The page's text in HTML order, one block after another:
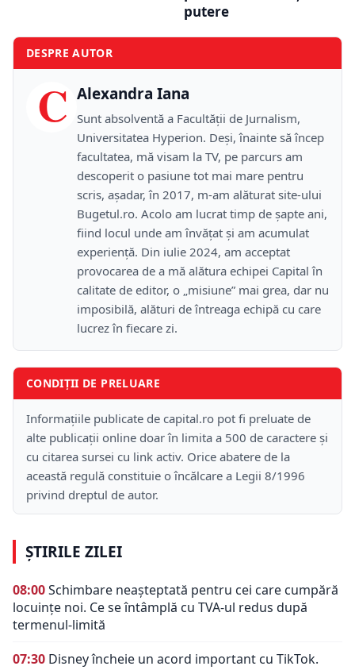
putere
DESPRE AUTOR
C Alexandra Iana
Sunt absolventă a Facultății de Jurnalism,
Universitatea Hyperion. Deși, înainte să încep
facultatea, mă visam la TV, pe parcurs am
descoperit o pasiune tot mai mare pentru
scris, așadar, în 2017, m-am alăturat site-ului
Bugetul.ro. Acolo am lucrat timp de șapte ani,
fiind locul unde am învățat și am acumulat
experiență. Din iulie 2024, am acceptat
provocarea de a mă alătura echipei Capital în
calitate de editor, o „misiune” mai grea, dar nu
imposibilă, alături de întreaga echipă cu care
lucrez în fiecare zi.
CONDIȚII DE PRELUARE
Informațiile publicate de capital.ro pot fi preluate de
alte publicații online doar în limita a 500 de caractere și
cu citarea sursei cu link activ. Orice abatere de la
această regulă constituie o încălcare a Legii 8/1996
privind dreptul de autor.
ȘTIRILE ZILEI
08:00Schimbare neașteptată pentru cei care cumpără
locuințe noi. Ce se întâmplă cu TVA-ul redus după
termenul-limită
07:30 Disney încheie un acord important cu TikTok.